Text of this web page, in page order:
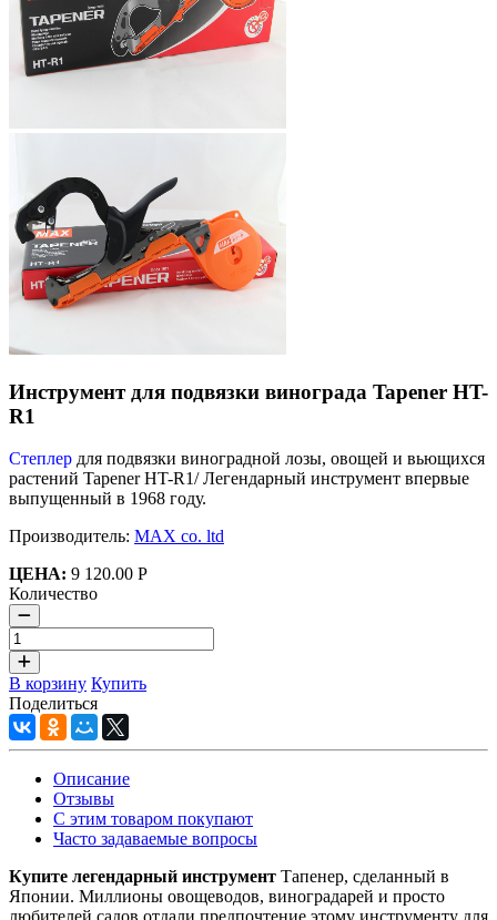
Инструмент для подвязки винограда Tapener HT-
R1
Степлер для подвязки виноградной лозы, овощей и вьющихся
растений Tapener HT-R1/ Легендарный инструмент впервые
выпущенный в 1968 году.
Производитель: MAX co. ltd
ЦЕНА: 9 120.00 Р
Количество
В корзину Купить
Поделиться
Описание
Отзывы
С этим товаром покупают
Часто задаваемые вопросы
Купите легендарный инструмент Тапенер, сделанный в
Японии. Миллионы овощеводов, виноградарей и просто